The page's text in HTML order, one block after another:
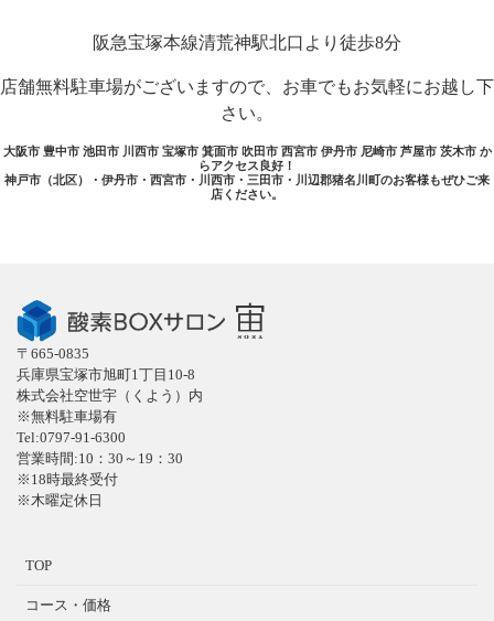
阪急宝塚本線清荒神駅北口より徒歩8分
店舗無料駐車場がございますので、お車でもお気軽にお越し下
さい。
大阪市 豊中市 池田市 川西市 宝塚市 箕面市 吹田市 西宮市 伊丹市 尼崎市 芦屋市 茨木市 か
らアクセス良好！
神戸市（北区）・伊丹市・西宮市・川西市・三田市・川辺郡猪名川町のお客様もぜひご来
店ください。
〒665-0835
兵庫県宝塚市旭町1丁目10-8
株式会社空世宇（くよう）内
※無料駐車場有
Tel:0797-91-6300
営業時間:10：30～19：30
※18時最終受付
※木曜定休日
TOP
コース・価格